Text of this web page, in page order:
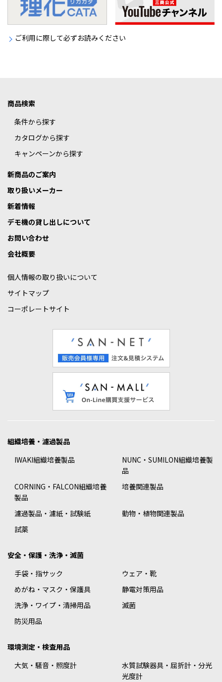
ご利用に際して必ずお読みください
商品検索
条件から探す
カタログから探す
キャンペーンから探す
新商品のご案内
取り扱いメーカー
新着情報
デモ機の貸し出しについて
お問い合わせ
会社概要
個人情報の取り扱いについて
サイトマップ
コーポレートサイト
組織培養・濾過製品
IWAKI組織培養製品
NUNC・SUMILON組織培養製
品
CORNING・FALCON組織培養
製品
培養関連製品
濾過製品・濾紙・試験紙
動物・植物関連製品
試薬
安全・保護・洗浄・滅菌
手袋・指サック
ウェア・靴
めがね・マスク・保護具
静電対策用品
洗浄・ワイプ・清掃用品
滅菌
防災用品
環境測定・検査用品
大気・騒音・照度計
水質試験器具・屈折計・分光
光度計